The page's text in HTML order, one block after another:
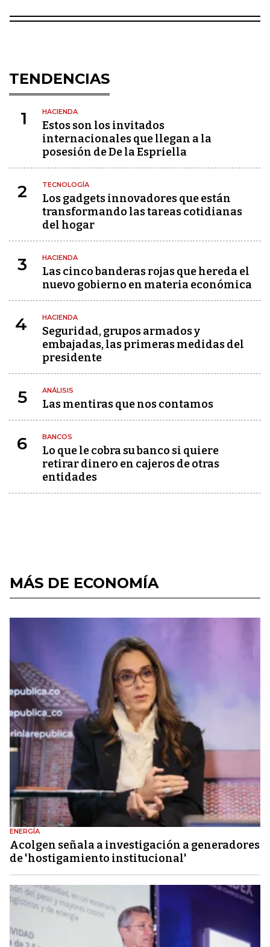
TENDENCIAS
1 HACIENDA
Estos son los invitados
internacionales que llegan a la
posesión de De la Espriella
2 TECNOLOGÍA
Los gadgets innovadores que están
transformando las tareas cotidianas
del hogar
3 HACIENDA
Las cinco banderas rojas que hereda el
nuevo gobierno en materia económica
4 HACIENDA
Seguridad, grupos armados y
embajadas, las primeras medidas del
presidente
5 ANÁLISIS
Las mentiras que nos contamos
6 BANCOS
Lo que le cobra su banco si quiere
retirar dinero en cajeros de otras
entidades
MÁS DE ECONOMÍA
ENERGÍA
Acolgen señala a investigación a generadores
de 'hostigamiento institucional'